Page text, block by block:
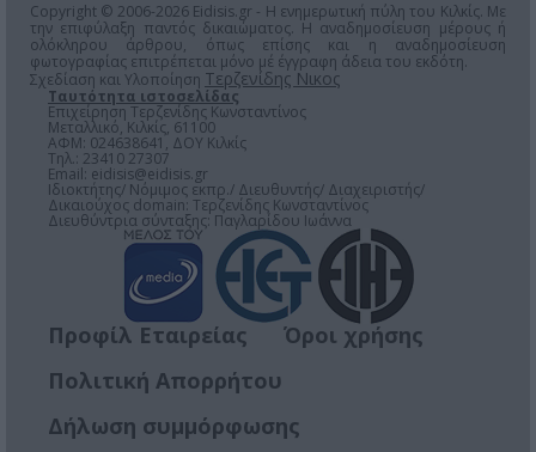
Copyright © 2006-2026 Eidisis.gr - Η ενημερωτική πύλη του Κιλκίς. Με
την επιφύλαξη παντός δικαιώματος. Η αναδημοσίευση μέρους ή
ολόκληρου άρθρου, όπως επίσης και η αναδημοσίευση
φωτογραφίας επιτρέπεται μόνο μέ έγγραφη άδεια του εκδότη.
Σχεδίαση και Υλοποίηση Τερζενίδης Νικος
Ταυτότητα ιστοσελίδας
Επιχείρηση Τερζενίδης Κωνσταντίνος
Μεταλλικό, Κιλκίς, 61100
ΑΦΜ: 024638641, ΔΟΥ Κιλκίς
Τηλ.: 23410 27307
Email: eidisis@eidisis.gr
Ιδιοκτήτης/ Νόμιμος εκπρ./ Διευθυντής/ Διαχειριστής/
Δικαιούχος domain: Τερζενίδης Κωνσταντίνος
Διευθύντρια σύνταξης: Παγλαρίδου Ιωάννα
Προφίλ Εταιρείας
Όροι χρήσης
Πολιτική Απορρήτου
Δήλωση συμμόρφωσης